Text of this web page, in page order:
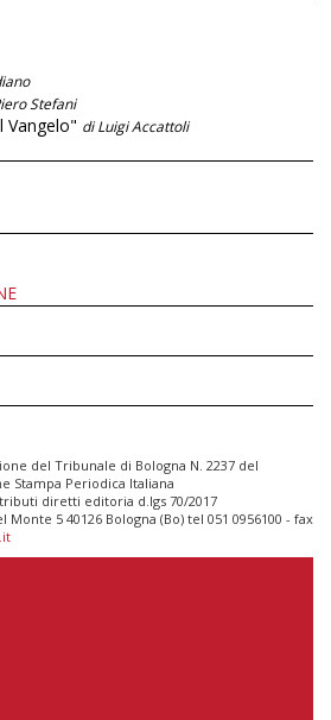
Stefani
Vangelo" di Luigi Accattoli
del Tribunale di Bologna N. 2237 del
Stampa Periodica Italiana
diretti editoria d.lgs 70/2017
5 40126 Bologna (Bo) tel 051 0956100 - fax